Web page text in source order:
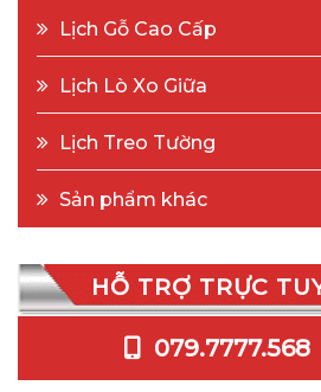
Lịch Gỗ Cao Cấp
Lịch Lò Xo Giữa
Lịch Treo Tường
Sản phẩm khác
HỖ TRỢ TRỰC
079.7777.568